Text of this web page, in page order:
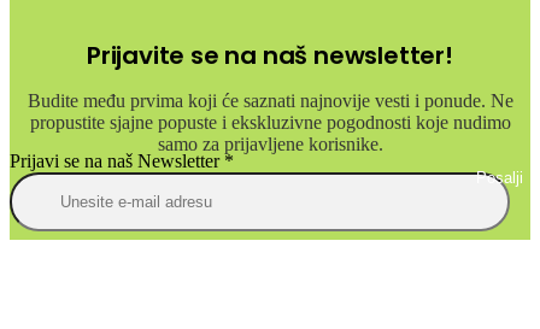
Prijavite se na naš newsletter!
Budite među prvima koji će saznati najnovije vesti i ponude. Ne
propustite sjajne popuste i ekskluzivne pogodnosti koje nudimo
samo za prijavljene korisnike.
Prijavi se na naš Newsletter*
Posalji